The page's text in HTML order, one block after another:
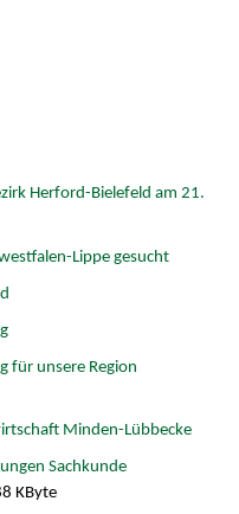
Herford-Bielefeld am 21.
Lippe gesucht
für unsere Region
Minden-Lübbecke
Sachkunde
KByte